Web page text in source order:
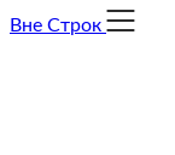
Skip
Вне Строк